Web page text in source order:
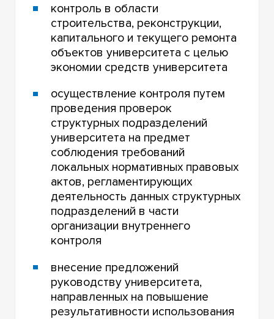
контроль в области
строительства, реконструкции,
капитального и текущего ремонта
объектов университета с целью
экономии средств университета
осуществление контроля путем
проведения проверок
структурных подразделений
университета на предмет
соблюдения требований
локальных нормативных правовых
актов, регламентирующих
деятельность данных структурных
подразделений в части
организации внутреннего
контроля
внесение предложений
руководству университета,
направленных на повышение
результативности использования